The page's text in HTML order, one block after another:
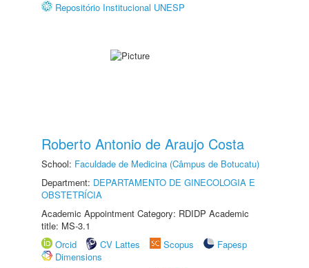
Repositório Institucional UNESP
Roberto Antonio de Araujo Costa
School: Faculdade de Medicina (Câmpus de Botucatu)
Department: DEPARTAMENTO DE GINECOLOGIA E
OBSTETRÍCIA
Academic Appointment Category: RDIDP Academic
title: MS-3.1
Orcid
CV Lattes Scopus
Fapesp
Dimensions